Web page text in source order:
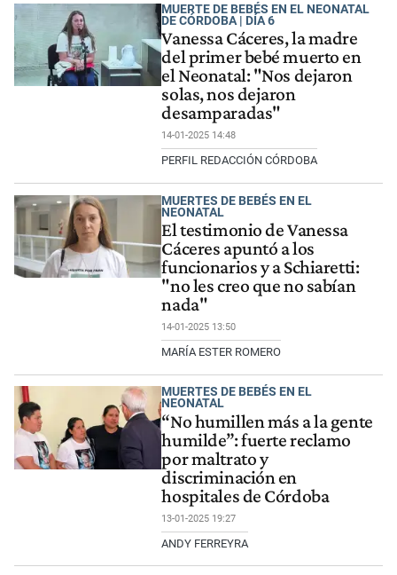
MUERTE DE BEBÉS EN EL NEONATAL
DE CÓRDOBA | DÍA 6
Vanessa Cáceres, la madre
del primer bebé muerto en
el Neonatal: "Nos dejaron
solas, nos dejaron
desamparadas"
14-01-2025 14:48
PERFIL REDACCIÓN CÓRDOBA
MUERTES DE BEBÉS EN EL
NEONATAL
El testimonio de Vanessa
Cáceres apuntó a los
funcionarios y a Schiaretti:
"no les creo que no sabían
nada"
14-01-2025 13:50
MARÍA ESTER ROMERO
MUERTES DE BEBÉS EN EL
NEONATAL
“No humillen más a la gente
humilde”: fuerte reclamo
por maltrato y
discriminación en
hospitales de Córdoba
13-01-2025 19:27
ANDY FERREYRA